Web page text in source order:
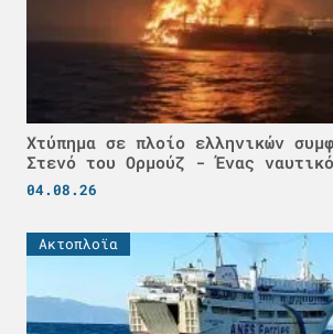
Χτύπημα σε πλοίο ελληνικών
Στενό του Ορμούζ - Ένας
04.08.26
Ακτοπλοϊα